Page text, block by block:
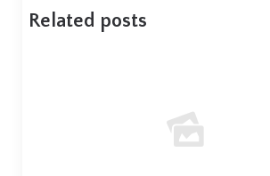
Related posts